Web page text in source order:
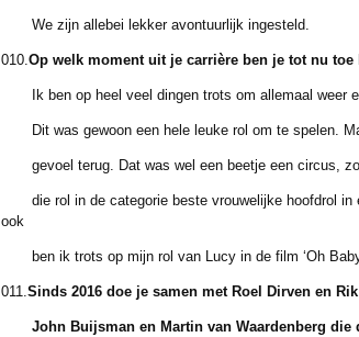
We zijn allebei lekker avontuurlijk ingesteld.
010.Op welk moment uit je carrière ben je tot nu
Ik ben op heel veel dingen trots om allemaal weer
Dit was gewoon een hele leuke rol om te spelen.
gevoel terug. Dat was wel een beetje een circus, zo
die rol in de categorie beste vrouwelijke hoofdrol in
ook
ben ik trots op mijn rol van Lucy in de film ‘Oh
011.Sinds 2016 doe je samen met Roel Dirven en
John Buijsman en Martin van Waardenberg die